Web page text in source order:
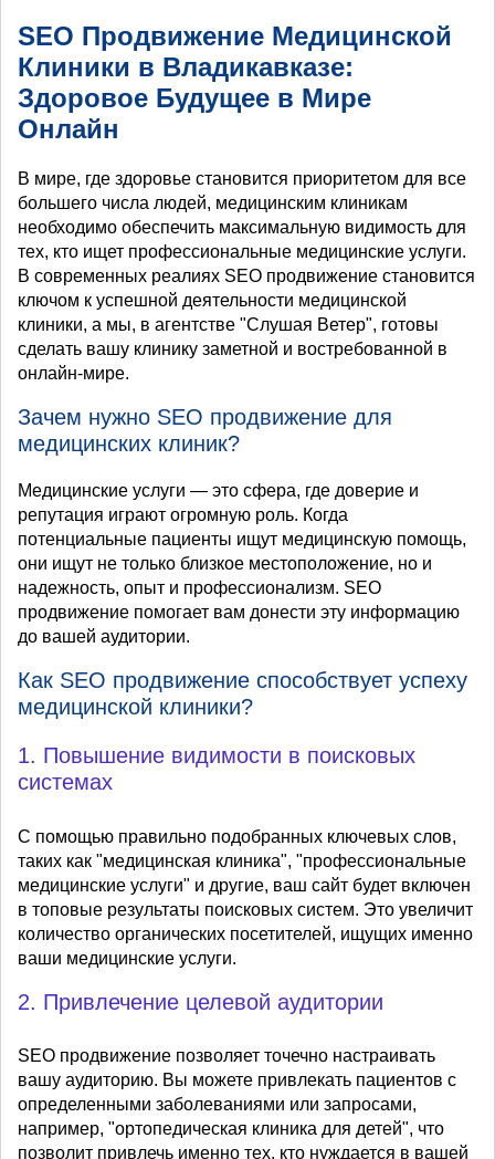
SEO Продвижение Медицинской
Клиники в Владикавказе:
Здоровое Будущее в Мире
Онлайн
В мире, где здоровье становится приоритетом для все
большего числа людей, медицинским клиникам
необходимо обеспечить максимальную видимость для
тех, кто ищет профессиональные медицинские услуги.
В современных реалиях SEO продвижение становится
ключом к успешной деятельности медицинской
клиники, а мы, в агентстве "Слушая Ветер", готовы
сделать вашу клинику заметной и востребованной в
онлайн-мире.
Зачем нужно SEO продвижение для
медицинских клиник?
Медицинские услуги — это сфера, где доверие и
репутация играют огромную роль. Когда
потенциальные пациенты ищут медицинскую помощь,
они ищут не только близкое местоположение, но и
надежность, опыт и профессионализм. SEO
продвижение помогает вам донести эту информацию
до вашей аудитории.
Как SEO продвижение способствует успеху
медицинской клиники?
1. Повышение видимости в поисковых
системах
С помощью правильно подобранных ключевых слов,
таких как "медицинская клиника", "профессиональные
медицинские услуги" и другие, ваш сайт будет включен
в топовые результаты поисковых систем. Это увеличит
количество органических посетителей, ищущих именно
ваши медицинские услуги.
2. Привлечение целевой аудитории
SEO продвижение позволяет точечно настраивать
вашу аудиторию. Вы можете привлекать пациентов с
определенными заболеваниями или запросами,
например, "ортопедическая клиника для детей", что
позволит привлечь именно тех, кто нуждается в вашей